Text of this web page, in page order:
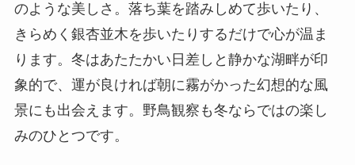
のような美しさ。落ち葉を踏みしめて歩いたり、
きらめく銀杏並木を歩いたりするだけで心が温ま
ります。冬はあたたかい日差しと静かな湖畔が印
象的で、運が良ければ朝に霧がかった幻想的な風
景にも出会えます。野鳥観察も冬ならではの楽し
みのひとつです。